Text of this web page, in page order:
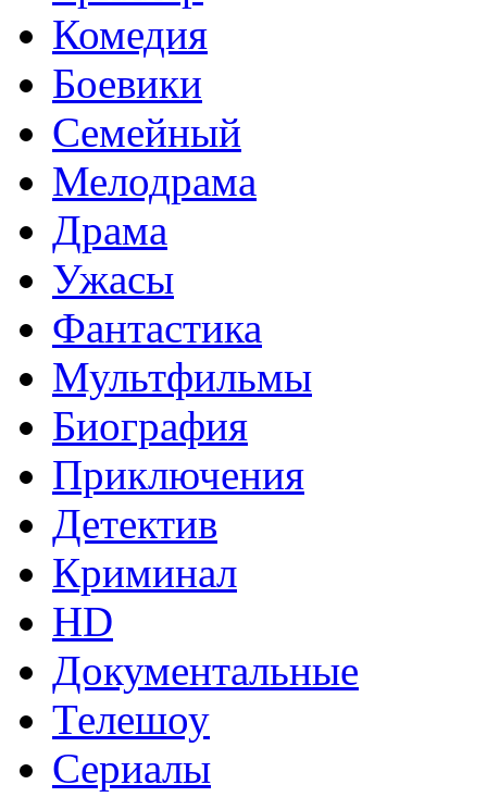
Комедия
Боевики
Семейный
Мелодрама
Драма
Ужасы
Фантастика
Мультфильмы
Биография
Приключения
Детектив
Криминал
HD
Документальные
Телешоу
Сериалы